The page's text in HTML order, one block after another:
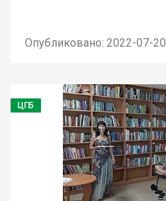
Опубликовано: 2022-07-20
ЦГБ